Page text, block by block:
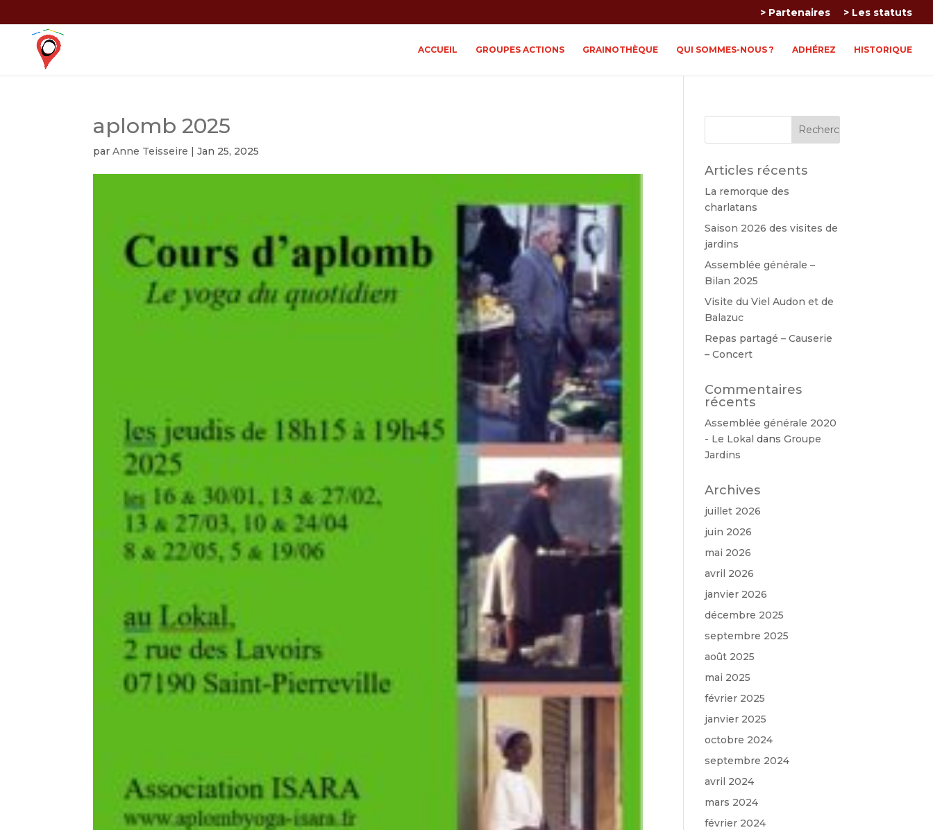
> Partenaires > Les statuts
ACCUEIL GROUPES ACTIONS GRAINOTHÈQUE QUI SOMMES-NOUS ? ADHÉREZ HISTORIQUE
aplomb 2025
parAnne Teisseire |Jan 25, 2025
Articles récents
La remorque des
charlatans
Saison 2026 des visites de
jardins
Assemblée générale –
Bilan 2025
Visite du Viel Audon et de
Balazuc
Repas partagé – Causerie
– Concert
Commentaires
récents
Assemblée générale 2020
- Le Lokal dansGroupe
Jardins
Archives
juillet 2026
juin 2026
mai 2026
avril 2026
janvier 2026
décembre 2025
septembre 2025
août 2025
mai 2025
février 2025
janvier 2025
octobre 2024
septembre 2024
avril 2024
mars 2024
février 2024